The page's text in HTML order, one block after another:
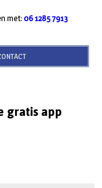
met: 06 1285 7913
gratis app